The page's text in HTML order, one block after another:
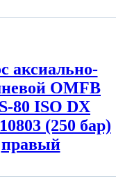
аксиально-
OMFB
80 ISO DX
(250 бар)
правый